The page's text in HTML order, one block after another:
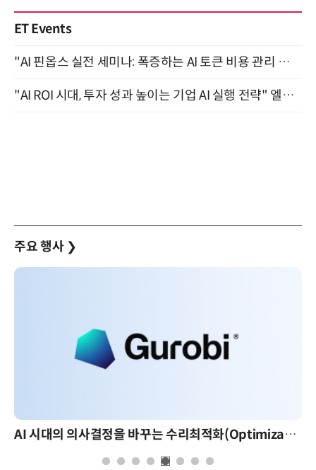
ET Events
"AI 핀옵스 실전 세미나: 폭증하는 AI 토큰 비용 관리 전략" 8월 21일 개최
"AI ROI 시대, 투자 성과 높이는 기업 AI 실행 전략" 엘타워 6층 (9월 18일)
주요 행사 ❯
AI 시대의 의사결정을 바꾸는 수리최적화(Optimization): 실제 산업 적용 사례와 활용 전략